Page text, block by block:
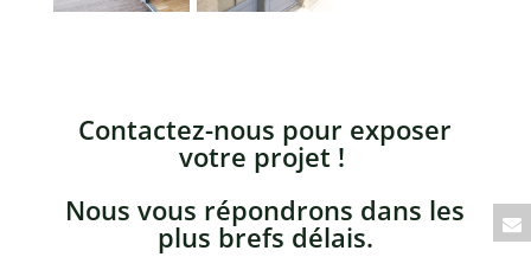
Contactez-nous pour exposer
votre projet !
Nous vous répondrons dans les
plus brefs délais.